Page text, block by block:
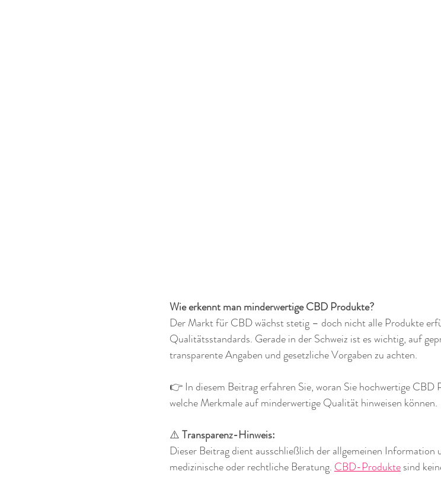
Wie erkennt man minderwertige CBD Produkte?
Der Markt für CBD wächst stetig – doch nicht alle Produkte
Qualitätsstandards. Gerade in der Schweiz ist es wichtig, auf
transparente Angaben und gesetzliche Vorgaben zu achten.
👉 In diesem Beitrag erfahren Sie, woran Sie hochwertige CBD
welche Merkmale auf minderwertige Qualität hinweisen können.
⚠️ Transparenz-Hinweis:
Dieser Beitrag dient ausschließlich der allgemeinen Information
medizinische oder rechtliche Beratung. CBD-Produkte sind